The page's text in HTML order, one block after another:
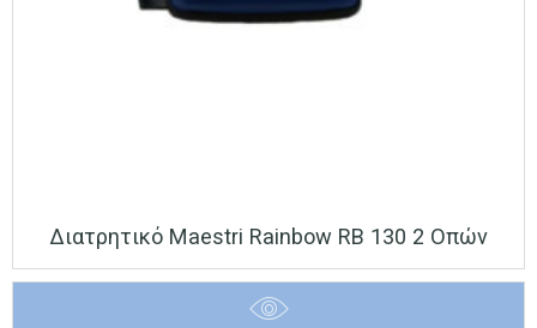
Διατρητικό Maestri Rainbow RB 130 2 Οπών